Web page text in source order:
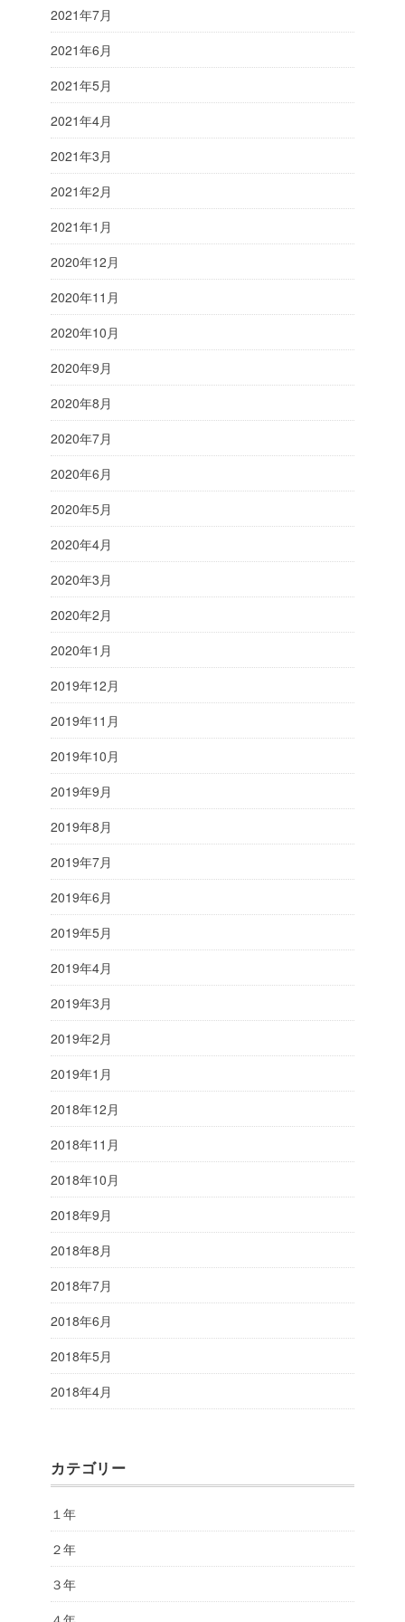
2021年7月
2021年6月
2021年5月
2021年4月
2021年3月
2021年2月
2021年1月
2020年12月
2020年11月
2020年10月
2020年9月
2020年8月
2020年7月
2020年6月
2020年5月
2020年4月
2020年3月
2020年2月
2020年1月
2019年12月
2019年11月
2019年10月
2019年9月
2019年8月
2019年7月
2019年6月
2019年5月
2019年4月
2019年3月
2019年2月
2019年1月
2018年12月
2018年11月
2018年10月
2018年9月
2018年8月
2018年7月
2018年6月
2018年5月
2018年4月
カテゴリー
１年
２年
３年